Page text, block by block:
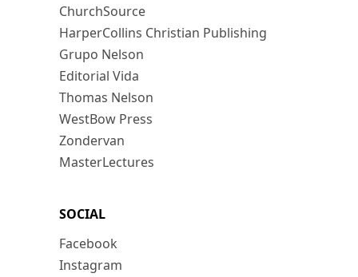
ChurchSource
HarperCollins Christian Publishing
Grupo Nelson
Editorial Vida
Thomas Nelson
WestBow Press
Zondervan
MasterLectures
SOCIAL
Facebook
Instagram